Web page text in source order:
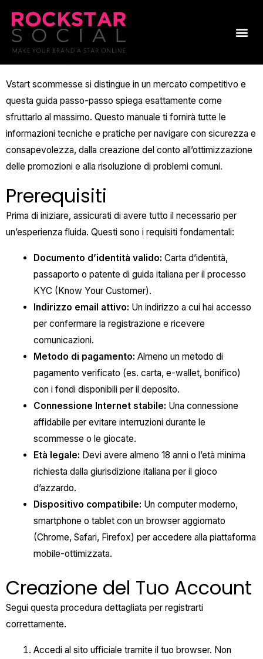
content
Vstart scommesse si distingue in un mercato competitivo e
questa guida passo-passo spiega esattamente come
sfruttarlo al massimo. Questo manuale ti fornirà tutte le
informazioni tecniche e pratiche per navigare con sicurezza e
consapevolezza, dalla creazione del conto all’ottimizzazione
delle promozioni e alla risoluzione di problemi comuni.
Prerequisiti
Prima di iniziare, assicurati di avere tutto il necessario per
un’esperienza fluida. Questi sono i requisiti fondamentali:
Documento d’identità valido: Carta d’identità,
passaporto o patente di guida italiana per il processo
KYC (Know Your Customer).
Indirizzo email attivo: Un indirizzo a cui hai accesso
per confermare la registrazione e ricevere
comunicazioni.
Metodo di pagamento: Almeno un metodo di
pagamento verificato (es. carta, e-wallet, bonifico)
con i fondi disponibili per il deposito.
Connessione Internet stabile: Una connessione
affidabile per evitare interruzioni durante le
scommesse o le giocate.
Età legale: Devi avere almeno 18 anni o l’età minima
richiesta dalla giurisdizione italiana per il gioco
d’azzardo.
Dispositivo compatibile: Un computer moderno,
smartphone o tablet con un browser aggiornato
(Chrome, Safari, Firefox) per accedere alla piattaforma
mobile-ottimizzata.
Creazione del Tuo Account
Segui questa procedura dettagliata per registrarti
correttamente.
Accedi al sito ufficiale tramite il tuo browser. Non